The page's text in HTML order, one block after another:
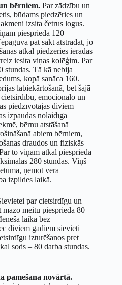
bērniem. Par zādzību un
būdams piedzēries un
izsita četrus logus.
piesprieda 120
pat sākt atstrādāt, jo
atkal piedzēries ieradās
iesita viņas kolēģim. Par
stundas. Tā kā nebija
kopā sanāca 160.
labiekārtošanā, bet šajā
emocionālo un
piedzīvotājas diviem
izpaudās nolaidīgā
bērnu atstāšanā
abiem bērniem,
draudos un fiziskās
to viņam atkal piesprieda
280 stundas. Viņš
ņemot vērā
izpildes laikā.
par cietsirdīgu un
meitu piesprieda 80
laikā bez
diviem gadiem sievieti
izturēšanos pret
sods – 80 darba stundas.
pamešana novārtā.